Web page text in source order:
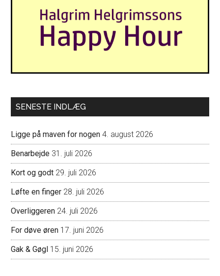
SENESTE INDLÆG
Ligge på maven for nogen 4. august 2026
Benarbejde 31. juli 2026
Kort og godt 29. juli 2026
Løfte en finger 28. juli 2026
Overliggeren 24. juli 2026
For døve øren 17. juni 2026
Gak & Gøgl 15. juni 2026